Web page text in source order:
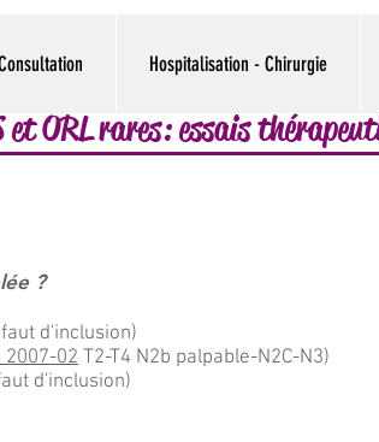
Hospitalisation - Chirurgie
et ORL rares: essais
?
d'inclusion)
2007-02T2-T4 N2b palpable-N2C-N3)
d'inclusion)